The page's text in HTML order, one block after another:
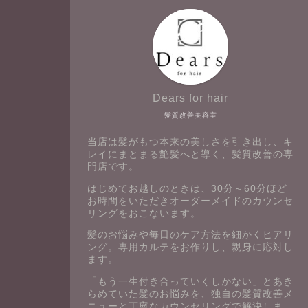
髪質改善美容室
Dears for hair
当店は髪がもつ本来の美しさを引き出し、キ
レイにまとまる艶髪へと導く、髪質改善の専
門店です。
はじめてお越しのときは、30分～60分ほど
お時間をいただきオーダーメイドのカウンセ
リングをおこないます。
髪のお悩みや毎日のケア方法を細かくヒアリ
ング。専用カルテをお作りし、親身に応対し
ます。
「もう一生付き合っていくしかない」とあき
らめていた髪のお悩みを、独自の髪質改善メ